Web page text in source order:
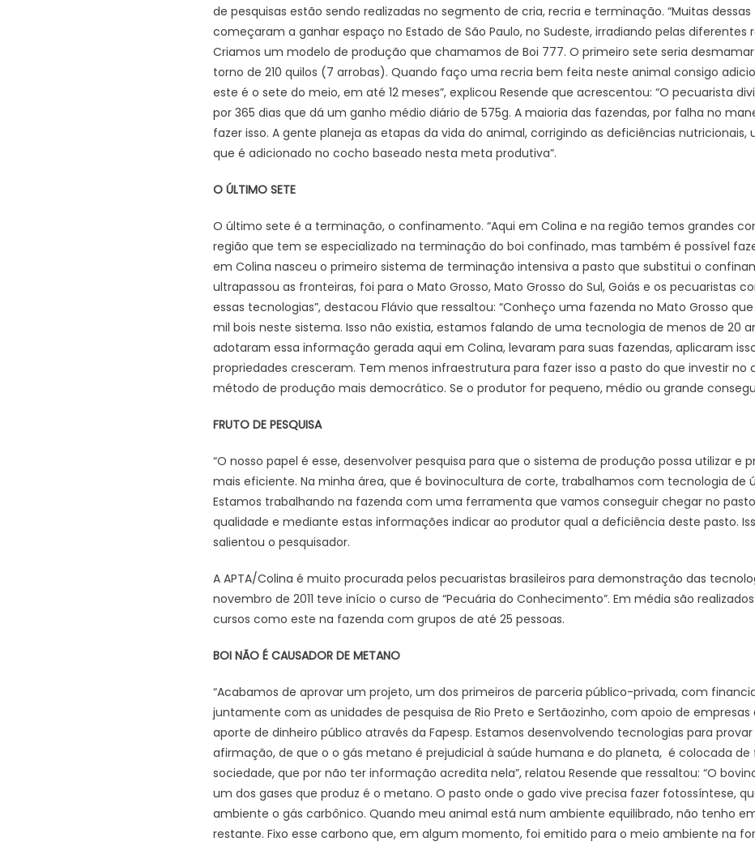
de pesquisas estão sendo realizadas no segmento de cria, recria e terminação. “Muitas
começaram a ganhar espaço no Estado de São Paulo, no Sudeste, irradiando pelas diferentes
Criamos um modelo de produção que chamamos de Boi 777. O primeiro sete seria
torno de 210 quilos (7 arrobas). Quando faço uma recria bem feita neste animal consigo
este é o sete do meio, em até 12 meses”, explicou Resende que acrescentou: “O pecuarista
por 365 dias que dá um ganho médio diário de 575g. A maioria das fazendas, por falha no
fazer isso. A gente planeja as etapas da vida do animal, corrigindo as deficiências nutricionais,
que é adicionado no cocho baseado nesta meta produtiva”.
O ÚLTIMO SETE
O último sete é a terminação, o confinamento. “Aqui em Colina e na região temos grandes
região que tem se especializado na terminação do boi confinado, mas também é possível
em Colina nasceu o primeiro sistema de terminação intensiva a pasto que substitui o
ultrapassou as fronteiras, foi para o Mato Grosso, Mato Grosso do Sul, Goiás e os pecuaristas
essas tecnologias”, destacou Flávio que ressaltou: “Conheço uma fazenda no Mato Grosso
mil bois neste sistema. Isso não existia, estamos falando de uma tecnologia de menos de 20
adotaram essa informação gerada aqui em Colina, levaram para suas fazendas, aplicaram
propriedades cresceram. Tem menos infraestrutura para fazer isso a pasto do que investir no
método de produção mais democrático. Se o produtor for pequeno, médio ou grande
FRUTO DE PESQUISA
“O nosso papel é esse, desenvolver pesquisa para que o sistema de produção possa utilizar e
mais eficiente. Na minha área, que é bovinocultura de corte, trabalhamos com tecnologia de
Estamos trabalhando na fazenda com uma ferramenta que vamos conseguir chegar no
qualidade e mediante estas informações indicar ao produtor qual a deficiência deste pasto.
salientou o pesquisador.
A APTA/Colina é muito procurada pelos pecuaristas brasileiros para demonstração das
novembro de 2011 teve início o curso de “Pecuária do Conhecimento”. Em média são
cursos como este na fazenda com grupos de até 25 pessoas.
BOI NÃO É CAUSADOR DE METANO
“Acabamos de aprovar um projeto, um dos primeiros de parceria público-privada, com
juntamente com as unidades de pesquisa de Rio Preto e Sertãozinho, com apoio de empresas
aporte de dinheiro público através da Fapesp. Estamos desenvolvendo tecnologias para
afirmação, de que o o gás metano é prejudicial à saúde humana e do planeta, é colocada de
sociedade, que por não ter informação acredita nela”, relatou Resende que ressaltou: “O
um dos gases que produz é o metano. O pasto onde o gado vive precisa fazer fotossíntese,
ambiente o gás carbônico. Quando meu animal está num ambiente equilibrado, não tenho
restante. Fixo esse carbono que, em algum momento, foi emitido para o meio ambiente na